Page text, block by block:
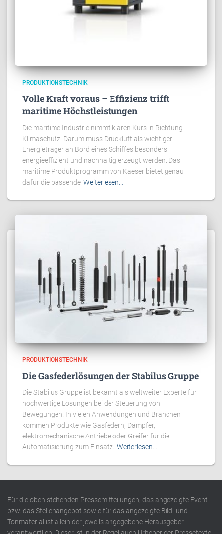
PRODUKTIONSTECHNIK
Volle Kraft voraus – Effizienz trifft
maritime Höchstleistungen
Die maritime Industrie nimmt klaren Kurs in Richtung
Klimaschutz. Darum muss Druckluft als wichtiger
Energieträger an Bord eines Schiffes besonders
energieeffizient und nachhaltig erzeugt werden. Das
maritime Produktprogramm von Kaeser bietet genau
dafür die passende Weiterlesen…
PRODUKTIONSTECHNIK
Die Gasfederlösungen der Stabilus Gruppe
Die Stabilus Gruppe ist bekannt als weltweiter Experte für
hochwertige Lösungen bei der Steuerung von
Bewegungen. In vielen Anwendungen und Branchen
kommen Produkte wie Gasfedern, Dämpfer,
elektromechanische Antriebe oder Greifer für die
Automatisierung zum Einsatz. Weiterlesen…
Für die oben stehenden Pressemitteilungen, das angezeigte Event
bzw. das Stellenangebot sowie für das angezeigte Bild- und
Tonmaterial ist allein der jeweils angegebene Herausgeber